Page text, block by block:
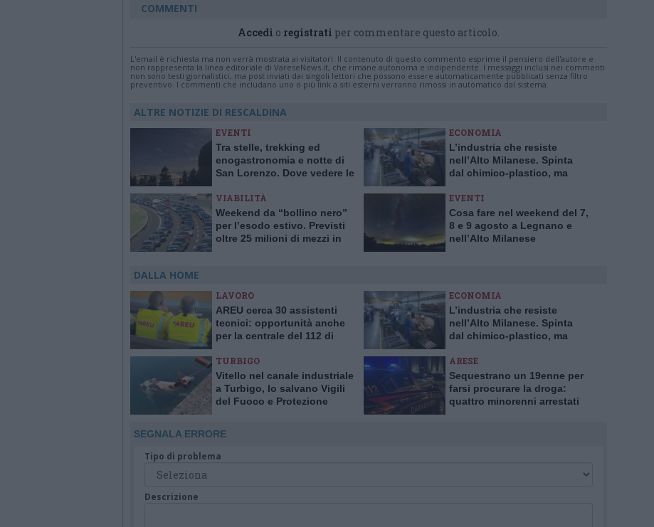
COMMENTI
Accedi o registrati per commentare questo articolo.
L'email è richiesta ma non verrà mostrata ai visitatori. Il contenuto di questo commento esprime il pensiero dell'autore e
non rappresenta la linea editoriale di VareseNews.it, che rimane autonoma e indipendente. I messaggi inclusi nei commenti
non sono testi giornalistici, ma post inviati dai singoli lettori che possono essere automaticamente pubblicati senza filtro
preventivo. I commenti che includano uno o più link a siti esterni verranno rimossi in automatico dal sistema.
ALTRE NOTIZIE DI RESCALDINA
EVENTI
Tra stelle, trekking ed
enogastronomia e notte di
San Lorenzo. Dove vedere le
ECONOMIA
L’industria che resiste
nell’Alto Milanese. Spinta
dal chimico-plastico, ma
VIABILITÀ
Weekend da “bollino nero”
per l’esodo estivo. Previsti
oltre 25 milioni di mezzi in
EVENTI
Cosa fare nel weekend del 7,
8 e 9 agosto a Legnano e
nell’Alto Milanese
DALLA HOME
LAVORO
AREU cerca 30 assistenti
tecnici: opportunità anche
per la centrale del 112 di
ECONOMIA
L’industria che resiste
nell’Alto Milanese. Spinta
dal chimico-plastico, ma
TURBIGO
Vitello nel canale industriale
a Turbigo, lo salvano Vigili
del Fuoco e Protezione
ARESE
Sequestrano un 19enne per
farsi procurare la droga:
quattro minorenni arrestati
SEGNALA ERRORE
Tipo di problema
Descrizione